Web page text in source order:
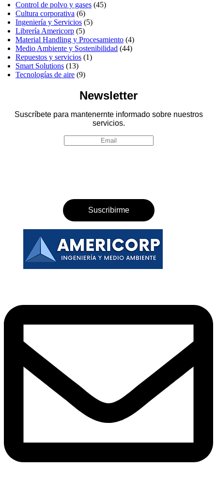
Control de polvo y gases (45)
Cultura corporativa (6)
Ingeniería y Servicios (5)
Librería Americorp (5)
Material Handling y Procesamiento (4)
Medio Ambiente y Sostenibilidad (44)
Repuestos y servicios (1)
Smart Solutions (13)
Tecnologías de aire (9)
Newsletter
Suscríbete para mantenernte informado sobre nuestros
servicios.